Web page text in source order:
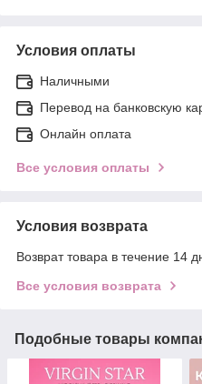
Условия оплаты
Наличными
Перевод на банковскую
Онлайн оплата
Все условия оплаты
Условия возврата
Возврат товара в течение 14
Все условия возврата
Подобные товары